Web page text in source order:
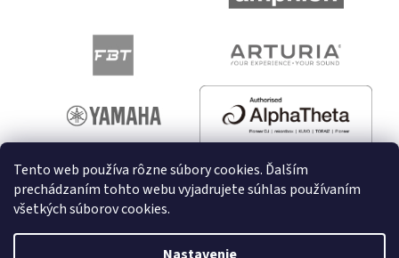
Tento web používa rôzne súbory cookies. Ďalším
prechádzaním tohto webu vyjadrujete súhlas používaním
všetkých súborov cookies.
Vytvoril Shoptet